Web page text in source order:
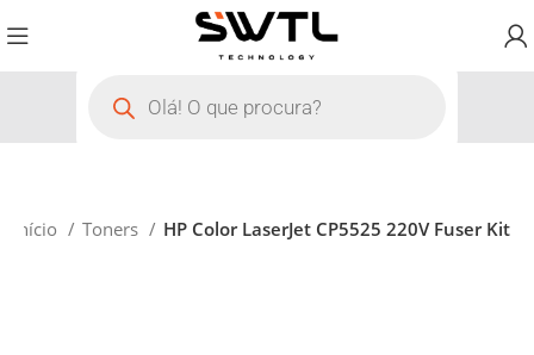
Início Toners HP Color LaserJet CP5525 220V Fuser Kit